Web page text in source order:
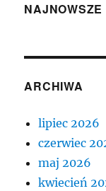
ARCHIWA
lipiec 2026
czerwiec
maj 2026
kwiecień